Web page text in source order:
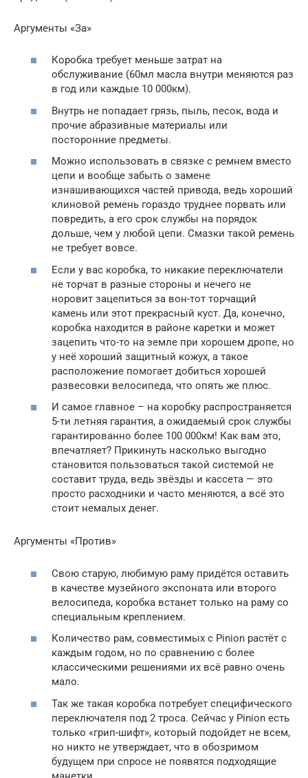
Аргументы «За»
Коробка требует меньше затрат на
обслуживание (60мл масла внутри меняются раз
в год или каждые 10 000км).
Внутрь не попадает грязь, пыль, песок, вода и
прочие абразивные материалы или
посторонние предметы.
Можно использовать в связке с ремнем вместо
цепи и вообще забыть о замене
изнашивающихся частей привода, ведь хороший
клиновой ремень гораздо труднее порвать или
повредить, а его срок службы на порядок
дольше, чем у любой цепи. Смазки такой ремень
не требует вовсе.
Если у вас коробка, то никакие переключатели
не торчат в разные стороны и нечего не
норовит зацепиться за вон-тот торчащий
камень или этот прекрасный куст. Да, конечно,
коробка находится в районе каретки и может
зацепить что-то на земле при хорошем дропе, но
у неё хороший защитный кожух, а такое
расположение помогает добиться хорошей
развесовки велосипеда, что опять же плюс.
И самое главное – на коробку распространяется
5-ти летняя гарантия, а ожидаемый срок службы
гарантированно более 100 000км! Как вам это,
впечатляет? Прикинуть насколько выгодно
становится пользоваться такой системой не
составит труда, ведь звёзды и кассета — это
просто расходники и часто меняются, а всё это
стоит немалых денег.
Аргументы «Против»
Свою старую, любимую раму придётся оставить
в качестве музейного экспоната или второго
велосипеда, коробка встанет только на раму со
специальным креплением.
Количество рам, совместимых с Pinion растёт с
каждым годом, но по сравнению с более
классическими решениями их всё равно очень
мало.
Так же такая коробка потребует специфического
переключателя под 2 троса. Сейчас у Pinion есть
только «грип-шифт», который подойдет не всем,
но никто не утверждает, что в обозримом
будущем при спросе не появятся подходящие